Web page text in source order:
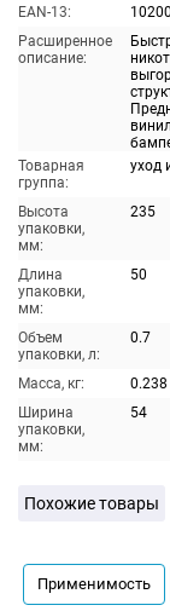
EAN-13:
Расширенное
описание:
Товарная
группа:
уход
Высота
упаковки,
мм:
235
Длина
упаковки,
мм:
50
Объем
упаковки, л:
0.7
Масса, кг:
0.238
Ширина
упаковки,
мм:
54
Похожие товары
Применимость